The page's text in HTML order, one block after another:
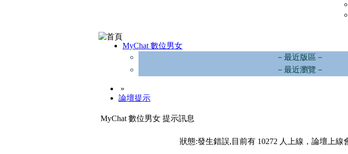
MyChat 數位男女
－最近版區－
－最近瀏覽－
»
論壇提示
MyChat 數位男女 提示訊息
狀態:發生錯誤,目前有 10272 人上線，論壇上